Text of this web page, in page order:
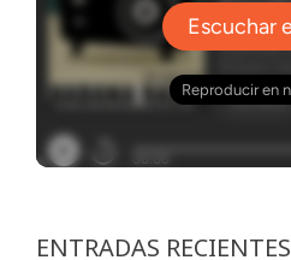
ENTRADAS RECIENTES